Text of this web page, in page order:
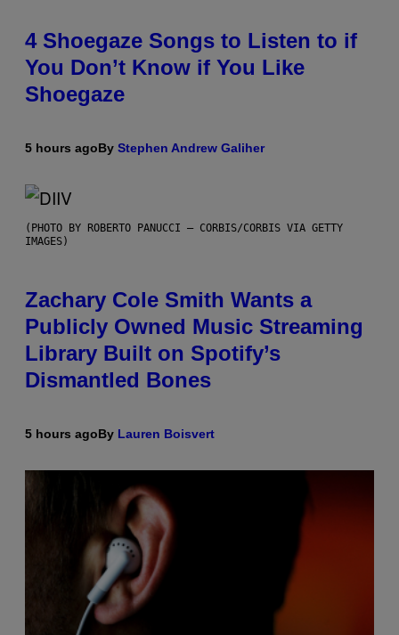
4 Shoegaze Songs to Listen to if
You Don’t Know if You Like
Shoegaze
5 hours agoBy Stephen Andrew Galiher
(PHOTO BY ROBERTO PANUCCI – CORBIS/CORBIS VIA GETTY
IMAGES)
Zachary Cole Smith Wants a
Publicly Owned Music Streaming
Library Built on Spotify’s
Dismantled Bones
5 hours agoBy Lauren Boisvert